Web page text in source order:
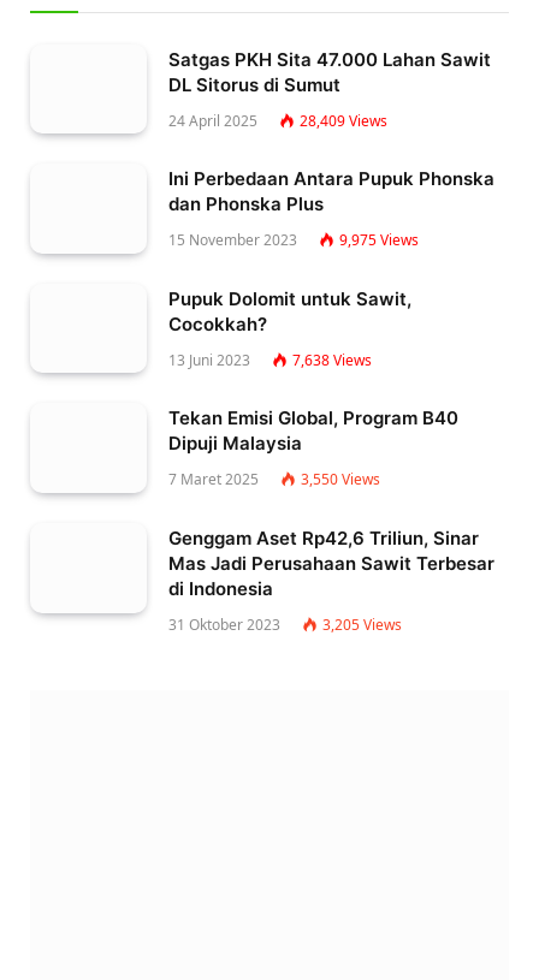
Satgas PKH Sita 47.000 Lahan Sawit
DL Sitorus di Sumut
24 April 2025 28,409Views
Ini Perbedaan Antara Pupuk Phonska
dan Phonska Plus
15 November 2023 9,975Views
Pupuk Dolomit untuk Sawit,
Cocokkah?
13 Juni 2023 7,638Views
Tekan Emisi Global, Program B40
Dipuji Malaysia
7 Maret 2025 3,550Views
Genggam Aset Rp42,6 Triliun, Sinar
Mas Jadi Perusahaan Sawit Terbesar
di Indonesia
31 Oktober 2023 3,205Views